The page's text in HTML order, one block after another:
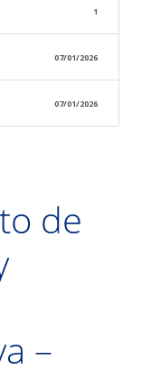
1
07/01/2026
07/01/2026
de
–